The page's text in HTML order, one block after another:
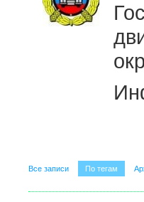
Все записи По тегам